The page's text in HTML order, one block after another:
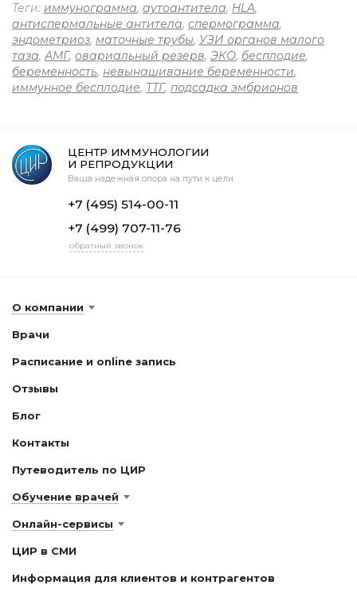
Теги: иммунограмма, аутоантитела, HLA,
антиспермальные антитела, спермограмма,
эндометриоз, маточные трубы, УЗИ органов малого
таза,АМГ, овариальный резерв, ЭКО, бесплодие,
беременность, невынашивание беременности,
иммунное бесплодие, ТТГ, подсадка эмбрионов
ЦЕНТР ИММУНОЛОГИИ
И РЕПРОДУКЦИИ
Ваша надежная опора на пути к цели
+7 (495) 514-00-11
+7 (499) 707-11-76
обратный звонок
О компании
Врачи
Расписание и online запись
Отзывы
Блог
Контакты
Путеводитель по ЦИР
Обучение врачей
Онлайн-сервисы
ЦИР в СМИ
Информация для клиентов и контрагентов